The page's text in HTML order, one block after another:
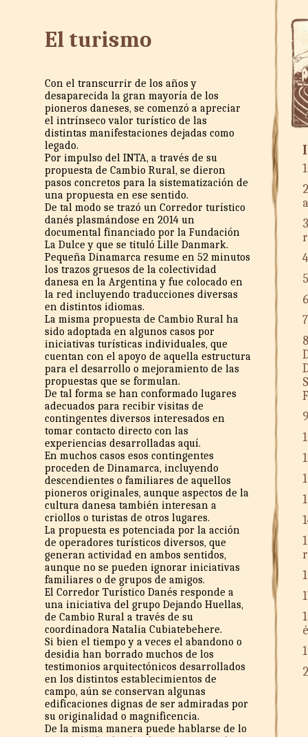
El turismo
Con el transcurrir de los años y
desaparecida la gran mayoría de los
pioneros daneses, se comenzó a apreciar
el intrínseco valor turístico de las
distintas manifestaciones dejadas como
legado.
Por impulso del INTA, a través de su
propuesta de Cambio Rural, se dieron
pasos concretos para la sistematización de
una propuesta en ese sentido.
De tal modo se trazó un Corredor turístico
danés plasmándose en 2014 un
documental financiado por la Fundación
La Dulce y que se tituló Lille Danmark.
Pequeña Dinamarca resume en 52 minutos
los trazos gruesos de la colectividad
danesa en la Argentina y fue colocado en
la red incluyendo traducciones diversas
en distintos idiomas.
La misma propuesta de Cambio Rural ha
sido adoptada en algunos casos por
iniciativas turísticas individuales, que
cuentan con el apoyo de aquella estructura
para el desarrollo o mejoramiento de las
propuestas que se formulan.
De tal forma se han conformado lugares
adecuados para recibir visitas de
contingentes diversos interesados en
tomar contacto directo con las
experiencias desarrolladas aquí.
En muchos casos esos contingentes
proceden de Dinamarca, incluyendo
descendientes o familiares de aquellos
pioneros originales, aunque aspectos de la
cultura danesa también interesan a
criollos o turistas de otros lugares.
La propuesta es potenciada por la acción
de operadores turísticos diversos, que
generan actividad en ambos sentidos,
aunque no se pueden ignorar iniciativas
familiares o de grupos de amigos.
El Corredor Turístico Danés responde a
una iniciativa del grupo Dejando Huellas,
de Cambio Rural a través de su
coordinadora Natalia Cubiatebehere.
Si bien el tiempo y a veces el abandono o
desidia han borrado muchos de los
testimonios arquitectónicos desarrollados
en los distintos establecimientos de
campo, aún se conservan algunas
edificaciones dignas de ser admiradas por
su originalidad o magnificencia.
De la misma manera puede hablarse de lo